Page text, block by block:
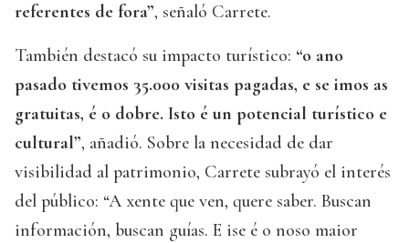
referentes de fora”, señaló Carrete.
También destacó su impacto turístico: “o ano
pasado tivemos 35.000 visitas pagadas, e se imos as
gratuitas, é o dobre. Isto é un potencial turístico e
cultural”, añadió. Sobre la necesidad de dar
visibilidad al patrimonio, Carrete subrayó el interés
del público: “A xente que ven, quere saber. Buscan
información, buscan guías. E ise é o noso maior